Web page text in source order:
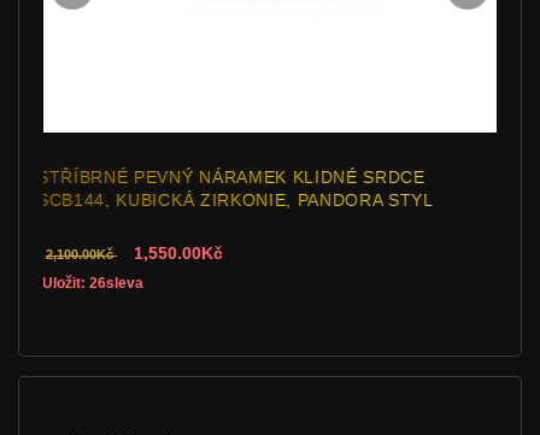
STŘÍBRNÉ PEVNÝ NÁRAMEK KLIDNÉ SRDCE
SCB144, KUBICKÁ ZIRKONIE, PANDORA STYL
2,100.00Kč 1,550.00Kč
Uložit: 26sleva